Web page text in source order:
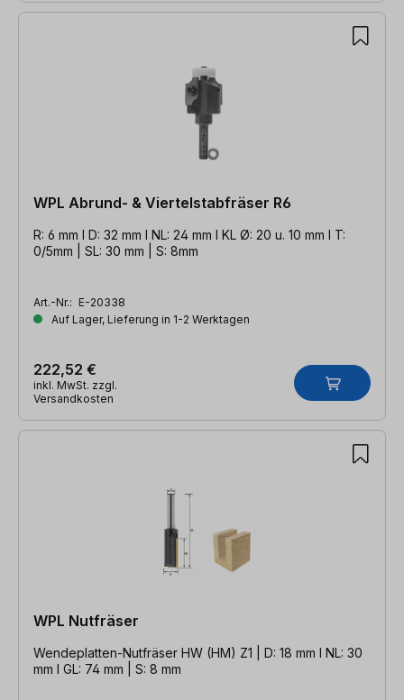
WPL Abrund- & Viertelstabfräser R6
R: 6 mm l D: 32 mm l NL: 24 mm l KL Ø: 20 u. 10 mm l T:
0/5mm | SL: 30 mm | S: 8mm
Art.-Nr.: E-20338
Auf Lager, Lieferung in 1-2 Werktagen
222,52 €
inkl. MwSt. zzgl.
Versandkosten
WPL Nutfräser
Wendeplatten-Nutfräser HW (HM) Z1 | D: 18 mm l NL: 30
mm l GL: 74 mm | S: 8 mm